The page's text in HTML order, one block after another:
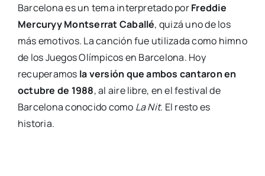
Barcelona es un tema interpretado porFreddie
Mercuryy Montserrat Caballé, quizá uno de los
más emotivos. La canción fue utilizada como himno
de los Juegos Olímpicos en Barcelona. Hoy
recuperamos la versión que ambos cantaron en
octubre de 1988, al aire libre, en el festival de
Barcelona conocido como La Nit. El resto es
historia.